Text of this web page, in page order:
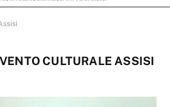
CULTURALE ASSISI